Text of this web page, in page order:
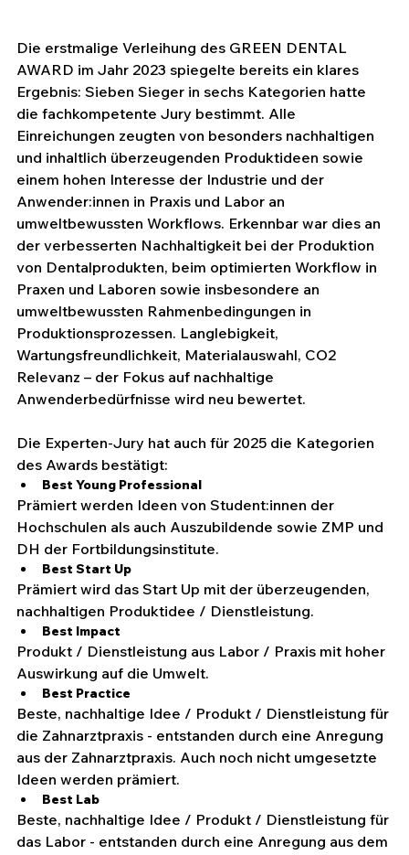
Die erstmalige Verleihung des GREEN DENTAL
AWARD im Jahr 2023 spiegelte bereits ein klares
Ergebnis: Sieben Sieger in sechs Kategorien hatte
die fachkompetente Jury bestimmt. Alle
Einreichungen zeugten von besonders nachhaltigen
und inhaltlich überzeugenden Produktideen sowie
einem hohen Interesse der Industrie und der
Anwender:innen in Praxis und Labor an
umweltbewussten Workflows. Erkennbar war dies an
der verbesserten Nachhaltigkeit bei der Produktion
von Dentalprodukten, beim optimierten Workflow in
Praxen und Laboren sowie insbesondere an
umweltbewussten Rahmenbedingungen in
Produktionsprozessen. Langlebigkeit,
Wartungsfreundlichkeit, Materialauswahl, CO2
Relevanz – der Fokus auf nachhaltige
Anwenderbedürfnisse wird neu bewertet.
Die Experten-Jury hat auch für 2025 die Kategorien
des Awards bestätigt:
Best Young Professional
Prämiert werden Ideen von Student:innen der
Hochschulen als auch Auszubildende sowie ZMP und
DH der Fortbildungsinstitute.
Best Start Up
Prämiert wird das Start Up mit der überzeugenden,
nachhaltigen Produktidee / Dienstleistung.
Best Impact
Produkt / Dienstleistung aus Labor / Praxis mit hoher
Auswirkung auf die Umwelt.
Best Practice
Beste, nachhaltige Idee / Produkt / Dienstleistung für
die Zahnarztpraxis - entstanden durch eine Anregung
aus der Zahnarztpraxis. Auch noch nicht umgesetzte
Ideen werden prämiert.
Best Lab
Beste, nachhaltige Idee / Produkt / Dienstleistung für
das Labor - entstanden durch eine Anregung aus dem